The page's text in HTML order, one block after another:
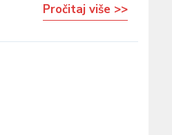
Pročitaj više >>